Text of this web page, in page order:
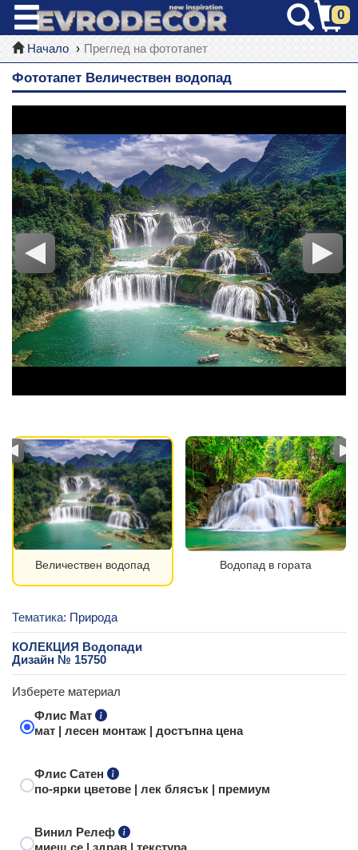
0
Начало Преглед на фототапет
Фототапет Величествен водопад
Величествен водопад Водопад в гората
Тематика: Природа
КОЛЕКЦИЯ Водопади
Дизайн № 15750
Изберете материал
Флис Мат
мат | лесен монтаж | достъпна цена
Флис Сатен
по-ярки цветове | лек блясък | премиум
Винил Релеф